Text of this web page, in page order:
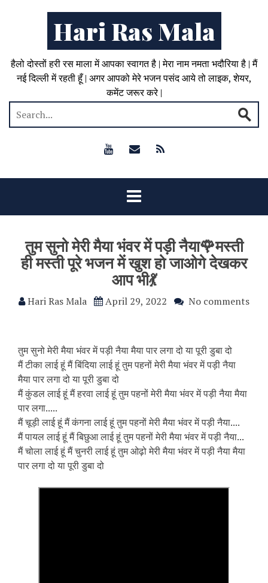
Hari Ras Mala
हैलो दोस्तों हरी रस माला में आपका स्वागत है | मेरा नाम नमता भदौरिया है | मैं
नई दिल्ली में रहती हूँ | अगर आपको मेरे भजन पसंद आये तो लाइक, शेयर,
कमेंट जरूर करे |
तुम सुनो मेरी मैया भंवर में पड़ी नैया🌹मस्ती
ही मस्ती पूरे भजन में खुश हो जाओगे देखकर
आप भी💃
Hari Ras Mala April 29, 2022 No comments
तुम सुनो मेरी मैया भंवर में पड़ी नैया मैया पार लगा दो या पूरी डुबा दो
मैं टीका लाई हूं मैं बिंदिया लाई हूं तुम पहनों मेरी मैया भंवर में पड़ी नैया
मैया पार लगा दो या पूरी डुबा दो
मैं कुंडल लाई हूं मैं हरवा लाई हूं तुम पहनों मेरी मैया भंवर में पड़ी नैया मैया
पार लगा.....
मैं चूड़ी लाई हूं मैं कंगना लाई हूं तुम पहनों मेरी मैया भंवर में पड़ी नैया....
मैं पायल लाई हूं मैं बिछुआ लाई हूं तुम पहनों मेरी मैया भंवर में पड़ी नैया...
मैं चोला लाई हूं मैं चुनरी लाई हूं तुम ओढ़ो मेरी मैया भंवर में पड़ी नैया मैया
पार लगा दो या पूरी डुबा दो